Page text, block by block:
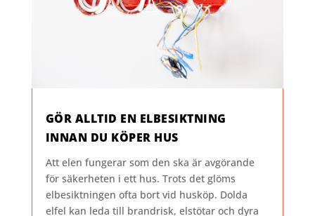
GÖR ALLTID EN ELBESIKTNING
INNAN DU KÖPER HUS
Att elen fungerar som den ska är avgörande
för säkerheten i ett hus. Trots det glöms
elbesiktningen ofta bort vid husköp. Dolda
elfel kan leda till brandrisk, elstötar och dyra